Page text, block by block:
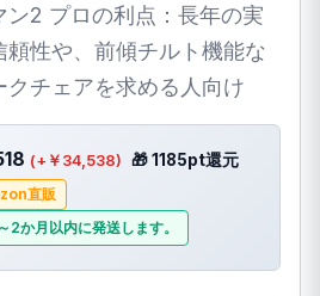
ン2 プロの利点：長年の実
頼性や、前傾チルト機能な
クチェアを求める人向け
(+￥34,538) 🎁 1185pt還元
直販
2か月以内に発送します。